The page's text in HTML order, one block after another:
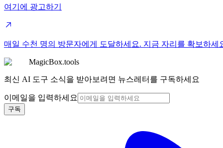
여기에 광고하기
매일 수천 명의 방문자에게 도달하세요. 지금 자리를 확보하세
MagicBox.tools
최신 AI 도구 소식을 받아보려면 뉴스레터를 구독하세요
이메일을 입력하세요
구독